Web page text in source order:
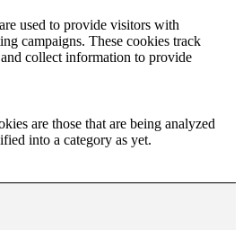
used to provide visitors with
campaigns. These cookies track
collect information to provide
are those that are being analyzed
into a category as yet.